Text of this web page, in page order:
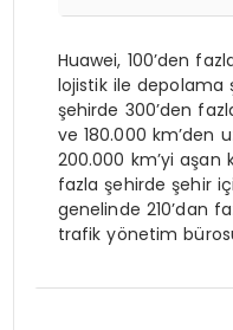
Huawei, 100’den
lojistik ile depolama
şehirde 300’den
ve 180.000 km’den
200.000 km’yi aşan
fazla şehirde şehir
genelinde 210’dan
trafik yönetim